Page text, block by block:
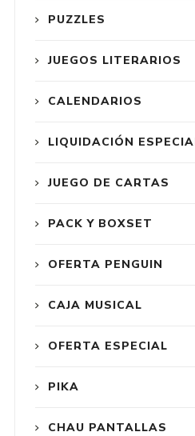
PUZZLES
JUEGOS LITERARIOS
CALENDARIOS
LIQUIDACIÓN
JUEGO DE CARTAS
PACK Y BOXSET
OFERTA PENGUIN
CAJA MUSICAL
OFERTA ESPECIAL
PIKA
CHAU PANTALLAS